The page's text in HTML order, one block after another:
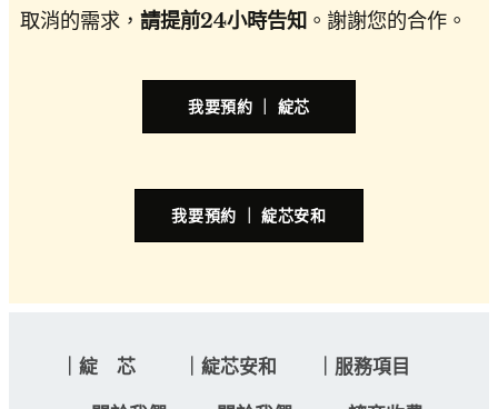
取消的需求， 請提前24小時告知 。謝謝您的合作。
我要預約 ｜ 綻芯
我要預約 ｜ 綻芯安和
｜綻 芯 ｜綻芯安和 ｜服務項目